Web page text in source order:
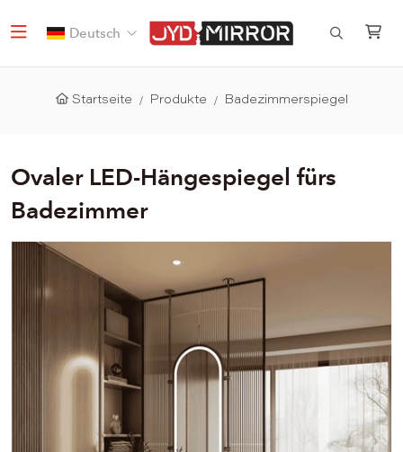
Deutsch
Startseite Produkte Badezimmerspiegel
Ovaler LED-Hängespiegel fürs
Badezimmer